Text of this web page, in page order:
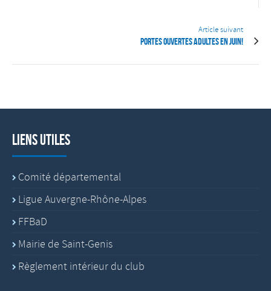
Article suivant
Portes ouvertes Adultes en juin!
Liens utiles
Comité départemental
Ligue Auvergne-Rhône-Alpes
FFBaD
Mairie de Saint-Genis
Règlement intérieur du club